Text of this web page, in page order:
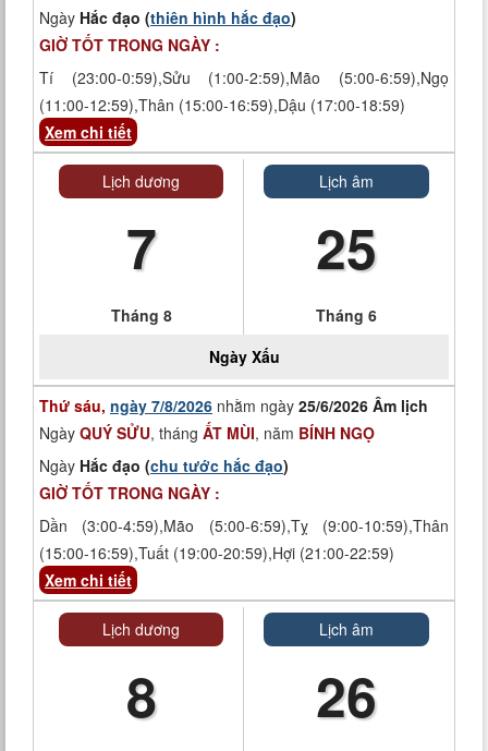
Ngày Hắc đạo (thiên hình hắc đạo)
GIỜ TỐT TRONG NGÀY :
Tí (23:00-0:59),Sửu (1:00-2:59),Mão (5:00-6:59),Ngọ
(11:00-12:59),Thân (15:00-16:59),Dậu (17:00-18:59)
Xem chi tiết
Lịch dương
7
Tháng 8
Lịch âm
25
Tháng 6
Ngày Xấu
Thứ sáu, ngày 7/8/2026 nhằm ngày 25/6/2026 Âm lịch
Ngày QUÝ SỬU, tháng ẤT MÙI, năm BÍNH NGỌ
Ngày Hắc đạo (chu tước hắc đạo)
GIỜ TỐT TRONG NGÀY :
Dần (3:00-4:59),Mão (5:00-6:59),Tỵ (9:00-10:59),Thân
(15:00-16:59),Tuất (19:00-20:59),Hợi (21:00-22:59)
Xem chi tiết
Lịch dương
8
Lịch âm
26